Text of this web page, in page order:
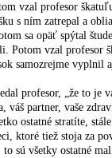
vzal profesor
s ním zatrepal a
sa opäť spýtal
Potom vzal profesor
samozrejme vyplnil
profesor, „že to je
váš partner, vaše
ostatné stratíte,
ktoré tiež stoja za
to sú všetky ostatné